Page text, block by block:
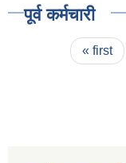
पूर्व कर्मचारी
Pages« first